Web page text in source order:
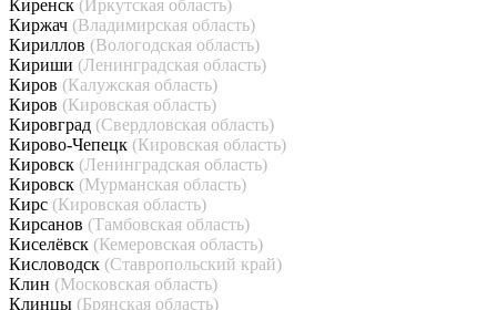
Киренск (Иркутская область)
Киржач (Владимирская область)
Кириллов (Вологодская область)
Кириши (Ленинградская область)
Киров (Калужская область)
Киров (Кировская область)
Кировград (Свердловская область)
Кирово-Чепецк (Кировская область)
Кировск (Ленинградская область)
Кировск (Мурманская область)
Кирс (Кировская область)
Кирсанов (Тамбовская область)
Киселёвск (Кемеровская область)
Кисловодск (Ставропольский край)
Клин (Московская область)
Клинцы (Брянская область)